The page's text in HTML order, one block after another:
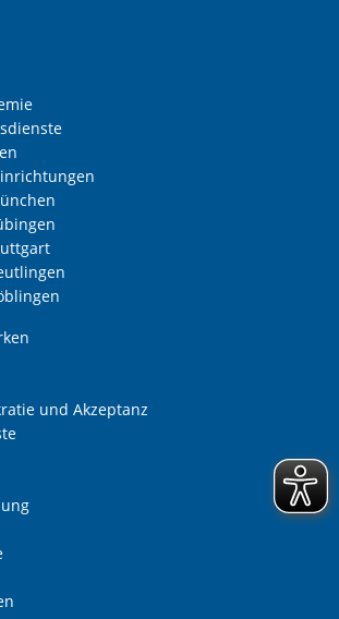
und Akzeptanz